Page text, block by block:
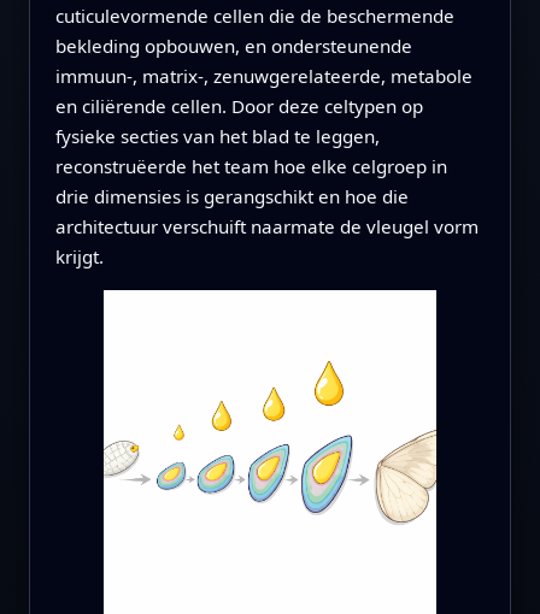
cuticulevormende cellen die de beschermende
bekleding opbouwen, en ondersteunende
immuun-, matrix-, zenuwgerelateerde, metabole
en ciliërende cellen. Door deze celtypen op
fysieke secties van het blad te leggen,
reconstruëerde het team hoe elke celgroep in
drie dimensies is gerangschikt en hoe die
architectuur verschuift naarmate de vleugel vorm
krijgt.